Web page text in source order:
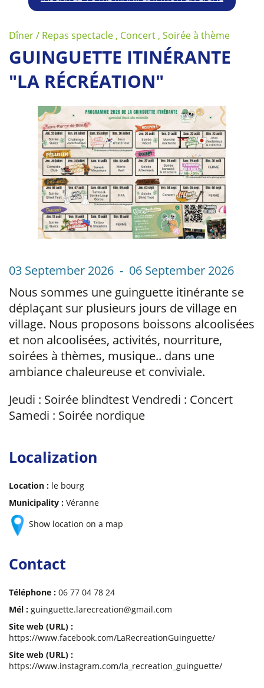
Dîner / Repas spectacle , Concert , Soirée à thème
GUINGUETTE ITINÉRANTE
"LA RÉCRÉATION"
03 September 2026 - 06 September 2026
Nous sommes une guinguette itinérante se
déplaçant sur plusieurs jours de village en
village. Nous proposons boissons alcoolisées
et non alcoolisées, activités, nourriture,
soirées à thèmes, musique.. dans une
ambiance chaleureuse et conviviale.
Jeudi : Soirée blindtest Vendredi : Concert
Samedi : Soirée nordique
Localization
Location : le bourg
Municipality : Véranne
Show location on a map
Contact
Téléphone : 06 77 04 78 24
Mél : guinguette.larecreation@gmail.com
Site web (URL) :
https://www.facebook.com/LaRecreationGuinguette/
Site web (URL) :
https://www.instagram.com/la_recreation_guinguette/